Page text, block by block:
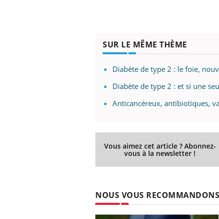
SUR LE MÊME THÈME
Diabète de type 2 : le foie,
Diabète de type 2 : et si une
Anticancéreux, antibiotiques,
Vous aimez cet article ? Abonnez-
vous à la newsletter !
NOUS VOUS RECOMMANDONS
Carence en fer : comprendre pour
Youtube
Fatigue, irritabilité, brouillard mental ou
même alopécie… Les symptômes de la
carence en fer sont multiples ce qui la rend
En